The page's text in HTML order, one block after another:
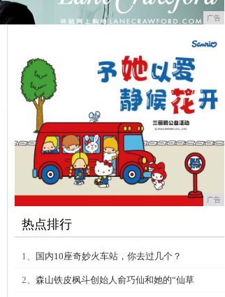
广告
广告
热点排行
1、 国内10座奇妙火车站，你去过几个？
2、 森山铁皮枫斗创始人俞巧仙和她的“仙草